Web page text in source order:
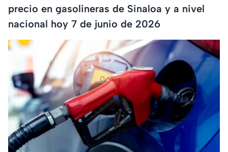
precio en gasolineras de Sinaloa y a nivel
nacional hoy 7 de junio de 2026